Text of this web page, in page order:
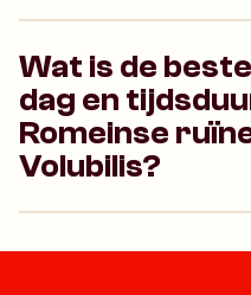
Wat is de
dag en
Romeinse
Volubilis?